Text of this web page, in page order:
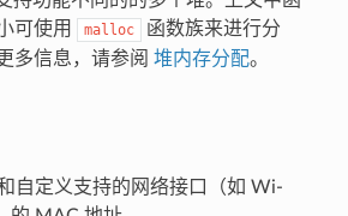
可使用
malloc
函数族来进行分
多信息，请参阅 堆内存分配。
自定义支持的网络接口（如 Wi-